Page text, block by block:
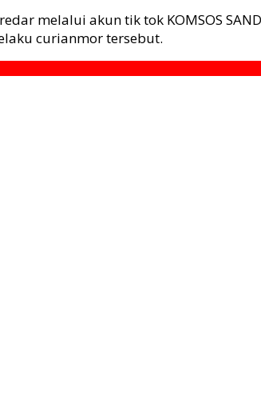
melalui akun tik tok KOMSOS
curianmor tersebut.